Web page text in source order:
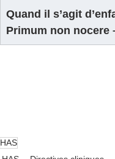
Quand il s’agit
Primum non nocere
HAS